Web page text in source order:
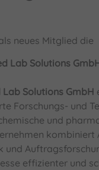
neues Mitglied die
Lab Solutions
Solutions GmbH
Forschungs- und
und
kombiniert
und
effizienter und